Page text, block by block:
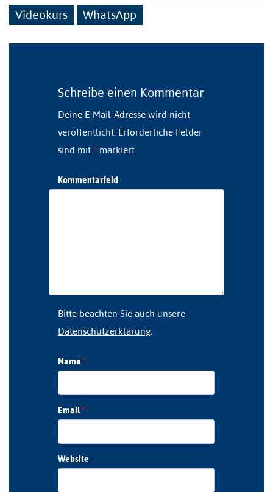
Videokurs
WhatsApp
Schreibe einen Kommentar
Deine E-Mail-Adresse wird nicht
veröffentlicht. Erforderliche Felder
sind mit * markiert
Kommentarfeld
Bitte beachten Sie auch unsere
Datenschutzerklärung
Name *
Email*
Website